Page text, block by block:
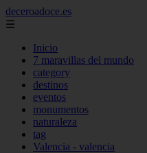
deceroadoce.es
☰
Inicio
7 maravillas del mundo
category
destinos
eventos
monumentos
naturaleza
tag
Valencia - valencia